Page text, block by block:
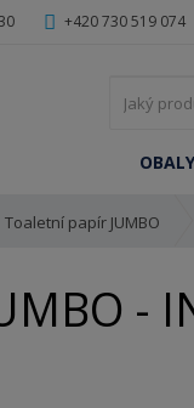
+420 730 519 074
OBALY
Toaletní papír JUMBO
-